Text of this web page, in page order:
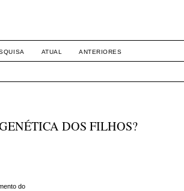
ATUAL ANTERIORES
DOS FILHOS?
do